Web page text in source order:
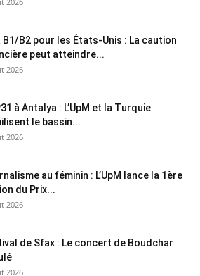
B1/B2 pour les États-Unis : La caution
peut atteindre...
2026
à Antalya : L’UpM et la Turquie
le bassin...
2026
au féminin : L’UpM lance la 1ère
du Prix...
2026
de Sfax : Le concert de Boudchar
2026